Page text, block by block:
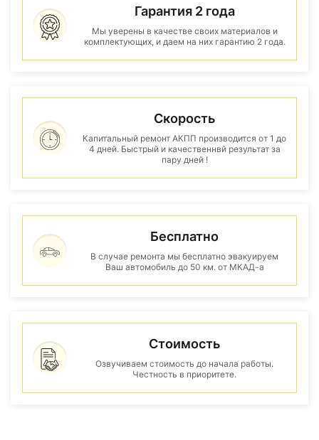
Гарантия 2 года
Мы уверены в качестве своих материалов и
комплектующих, и даем на них гарантию 2 года.
Скорость
Капитальный ремонт АКПП производится от 1 до
4 дней. Быстрый и качественнвй результат за
пару дней !
Бесплатно
В случае ремонта мы бесплатно эвакуируем
Ваш автомобиль до 50 км. от МКАД-а
Стоимость
Озвучиваем стоимость до начала работы.
Честность в приоритете.